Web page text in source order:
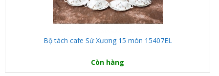
Bộ tách cafe Sứ Xương 15 món 15407EL
Còn hàng